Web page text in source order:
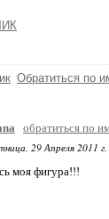
Обратиться по
обратиться по
29 Апреля 2011
моя фигура!!!